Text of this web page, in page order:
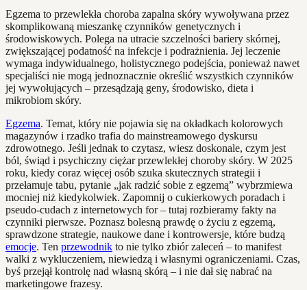
Egzema to przewlekła choroba zapalna skóry wywoływana przez
skomplikowaną mieszankę czynników genetycznych i
środowiskowych. Polega na utracie szczelności bariery skórnej,
zwiększającej podatność na infekcje i podrażnienia. Jej leczenie
wymaga indywidualnego, holistycznego podejścia, ponieważ nawet
specjaliści nie mogą jednoznacznie określić wszystkich czynników
jej wywołujących – przesądzają geny, środowisko, dieta i
mikrobiom skóry.
Egzema. Temat, który nie pojawia się na okładkach kolorowych
magazynów i rzadko trafia do mainstreamowego dyskursu
zdrowotnego. Jeśli jednak to czytasz, wiesz doskonale, czym jest
ból, świąd i psychiczny ciężar przewlekłej choroby skóry. W 2025
roku, kiedy coraz więcej osób szuka skutecznych strategii i
przełamuje tabu, pytanie „jak radzić sobie z egzemą” wybrzmiewa
mocniej niż kiedykolwiek. Zapomnij o cukierkowych poradach i
pseudo-cudach z internetowych for – tutaj rozbieramy fakty na
czynniki pierwsze. Poznasz bolesną prawdę o życiu z egzemą,
sprawdzone strategie, naukowe dane i kontrowersje, które budzą
emocje. Ten przewodnik to nie tylko zbiór zaleceń – to manifest
walki z wykluczeniem, niewiedzą i własnymi ograniczeniami. Czas,
byś przejął kontrolę nad własną skórą – i nie dał się nabrać na
marketingowe frazesy.